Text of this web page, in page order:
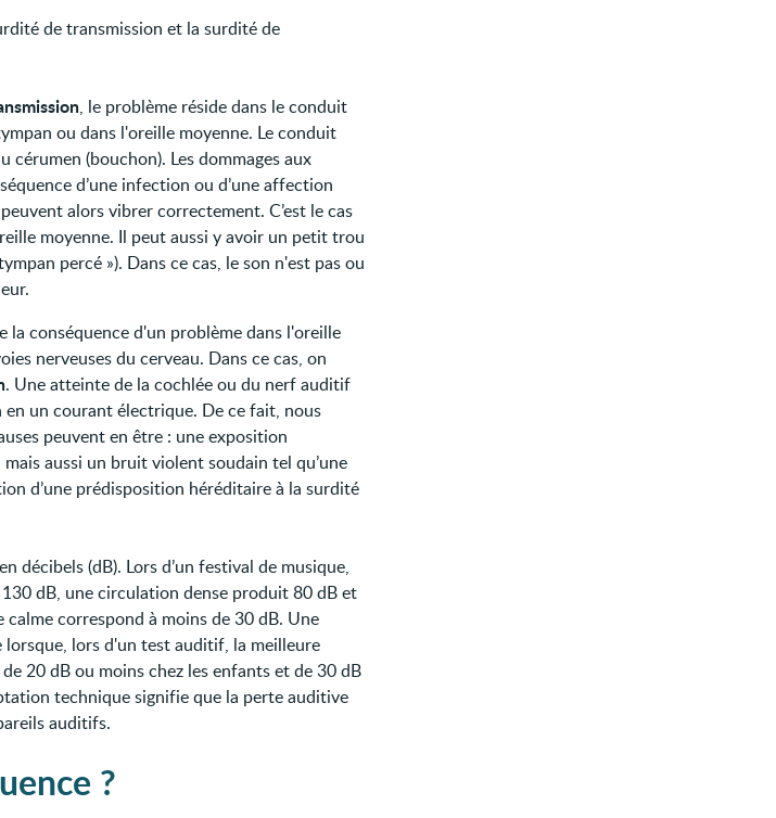
de transmission et la surdité de
, le problème réside dans le conduit
ou dans l'oreille moyenne. Le conduit
(bouchon). Les dommages aux
d’une infection ou d’une affection
alors vibrer correctement. C’est le cas
moyenne. Il peut aussi y avoir un petit trou
percé »). Dans ce cas, le son n'est pas ou
la conséquence d'un problème dans l'oreille
nerveuses du cerveau. Dans ce cas, on
. Une atteinte de la cochlée ou du nerf auditif
en un courant électrique. De ce fait, nous
peuvent en être : une exposition
aussi un bruit violent soudain tel qu’une
d’une prédisposition héréditaire à la surdité
décibels (dB). Lors d’un festival de musique,
dB, une circulation dense produit 80 dB et
correspond à moins de 30 dB. Une
lors d'un test auditif, la meilleure
20 dB ou moins chez les enfants et de 30 dB
technique signifie que la perte auditive
auditifs.
?